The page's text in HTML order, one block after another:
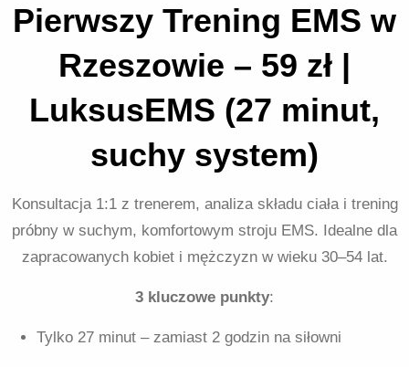
Pierwszy Trening EMS w
Rzeszowie – 59 zł |
LuksusEMS (27 minut,
suchy system)
Konsultacja 1:1 z trenerem, analiza składu ciała i trening
próbny w suchym, komfortowym stroju EMS. Idealne dla
zapracowanych kobiet i mężczyzn w wieku 30–54 lat.
3 kluczowe punkty:
Tylko 27 minut – zamiast 2 godzin na siłowni